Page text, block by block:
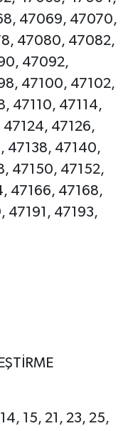
47069, 47070,
47080, 47082,
47092,
47100, 47102,
47110, 47114,
47124, 47126,
47138, 47140,
47150, 47152,
47166, 47168,
47191, 47193,
15, 21, 23, 25,